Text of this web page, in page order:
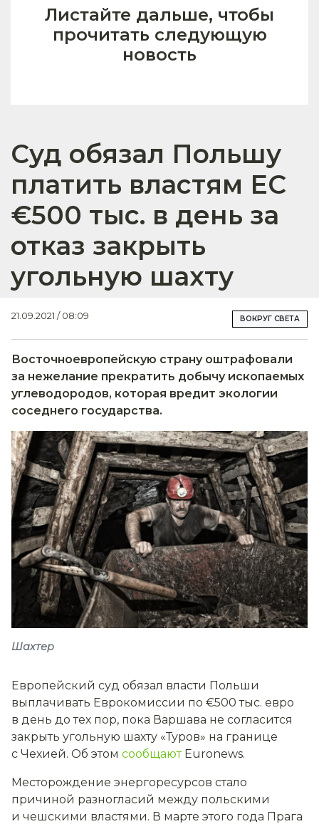
Листайте дальше, чтобы
прочитать следующую
новость
Суд обязал Польшу
платить властям ЕС
€500 тыс. в день за
отказ закрыть
угольную шахту
21.09.2021 / 08:09 ВОКРУГ СВЕТА
Восточноевропейскую страну оштрафовали
за нежелание прекратить добычу ископаемых
углеводородов, которая вредит экологии
соседнего государства.
Шахтер
Европейский суд обязал власти Польши
выплачивать Еврокомиссии по €500 тыс. евро
в день до тех пор, пока Варшава не согласится
закрыть угольную шахту «Туров» на границе
с Чехией. Об этом сообщаютEuronews.
Месторождение энергоресурсов стало
причиной разногласий между польскими
и чешскими властями. В марте этого года Прага